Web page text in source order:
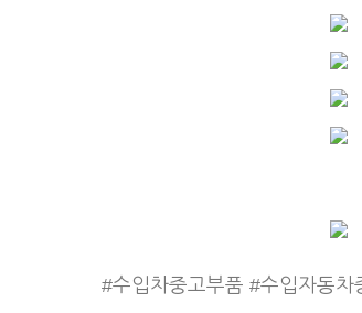
#수입차중고부품 #수입자동